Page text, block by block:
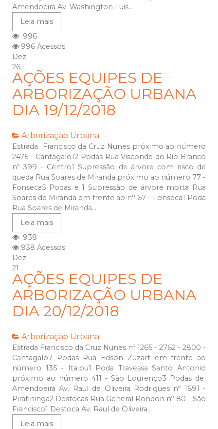
Amendoeira Av. Washington Luis...
Leia mais
996
996 Acessos
Dez
26
AÇÕES EQUIPES DE
ARBORIZAÇÃO URBANA
DIA 19/12/2018
Arborização Urbana
Estrada Francisco da Cruz Nunes próximo ao número
2475 - Cantagalo12 Podas Rua Visconde do Rio Branco
nº 399 - Centro1 Supressão de árvore com risco de
queda Rua Soares de Miranda próximo ao número 77 -
Fonseca5 Podas e 1 Supressão de árvore morta Rua
Soares de Miranda em frente ao n° 67 - Fonseca1 Poda
Rua Soares de Miranda...
Leia mais
938
938 Acessos
Dez
21
AÇÕES EQUIPES DE
ARBORIZAÇÃO URBANA
DIA 20/12/2018
Arborização Urbana
Estrada Francisco da Cruz Nunes nº 1265 - 2762 - 2800 -
Cantagalo7 Podas Rua Edson Zuzart em frente ao
número 135 - Itaipu1 Poda Travessa Santo Antonio
próximo ao número 411 - São Lourenço3 Podas de
Amendoeira Av. Raul de Oliveira Rodrigues nº 1691 -
Piratininga2 Destocas Rua General Rondon nº 80 - São
Francisco1 Destoca Av. Raul de Oliveira...
Leia mais